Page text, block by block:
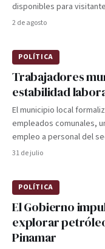
disponibles para
2 de agosto
POLÍTICA
Trabajadores
estabilidad
El municipio local
empleados comunales,
empleo a personal del
31 de julio
POLÍTICA
El Gobierno
explorar
Pinamar